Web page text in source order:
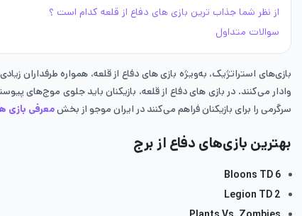
از نظر شما جذاب ترین بازی های دفاع از قلعه کدام است ؟
سوالات متداول
بازی‌های استراتژیک، به‌ویژه بازی های دفاع از قلعه، همواره طرفداران
وادار می‌کنند. در بازی های دفاع از قلعه، بازیکنان باید جلوی
سرگرمی را برای بازیکنان فراهم می‌کنند در ایران موجو از بخشمعرفی بازی
بهترین بازی‌های دفاع از برج
Bloons TD 6
Legion TD 2